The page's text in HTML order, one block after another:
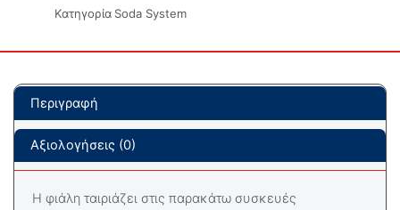
Κατηγορία Soda System
Περιγραφή
Αξιολογήσεις (0)
Η φιάλη ταιριάζει στις παρακάτω συσκευές